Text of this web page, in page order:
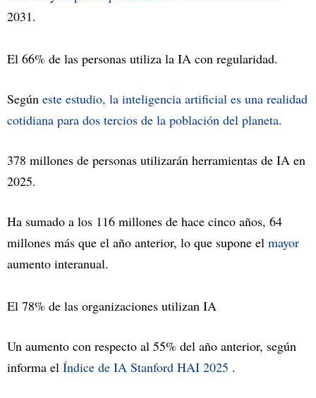
2031.
El 66% de las personas utiliza la IA con regularidad.
Según este estudio, la inteligencia artificial es una realidad
cotidiana para dos tercios de la población del planeta.
378 millones de personas utilizarán herramientas de IA en
2025.
Ha sumado a los 116 millones de hace cinco años, 64
millones más que el año anterior, lo que supone el mayor
aumento interanual.
El 78% de las organizaciones utilizan IA
Un aumento con respecto al 55% del año anterior, según
informa el Índice de IA Stanford HAI 2025 .